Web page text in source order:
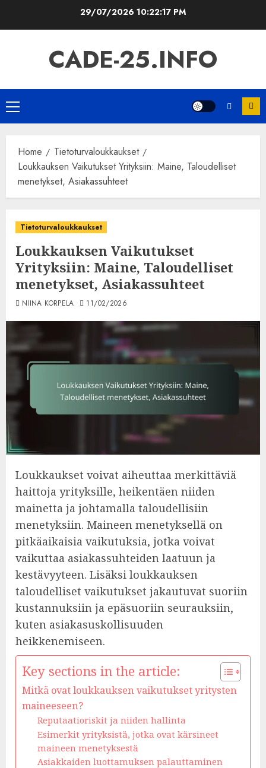
29/07/2026 10:22:18 PM
CADE-25.INFO
Primary
Menu
Home
Tietoturvaloukkaukset
Loukkauksen Vaikutukset Yrityksiin: Maine, Taloudelliset
menetykset, Asiakassuhteet
Tietoturvaloukkaukset
Loukkauksen Vaikutukset
Yrityksiin: Maine, Taloudelliset
menetykset, Asiakassuhteet
NIINA KORPELA 11/02/2026
Loukkaukset voivat aiheuttaa merkittäviä
haittoja yrityksille, heikentäen niiden
mainetta ja johtamalla taloudellisiin
menetyksiin. Maineen menetyksellä on
pitkäaikaisia vaikutuksia, jotka voivat
vaikuttaa asiakassuhteiden laatuun ja
kestävyyteen. Lisäksi loukkauksen
taloudelliset vaikutukset jakautuvat suoriin
kustannuksiin ja epäsuoriin seurauksiin,
kuten asiakasuskollisuuden
heikkenemiseen.
Key sections in the article:
Mitkä ovat loukkauksen vaikutukset yritysten
maineeseen?
Reputaatioriskit ja niiden hallinta
Esimerkit yrityksistä, jotka ovat kärsineet
maineen menetyksestä
Asiakkaiden luottamuksen palauttaminen